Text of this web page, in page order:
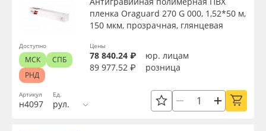
Артикул
н4097
пленка Oraguard 270 G 000, 1,52*50 м,
150 мкм, прозрачная, глянцевая
Ед.
рул.
Цены
78 840.24 ₽
юр. лицам
89 977.52 ₽
розница
Доступно
МСК
СПБ
РНД